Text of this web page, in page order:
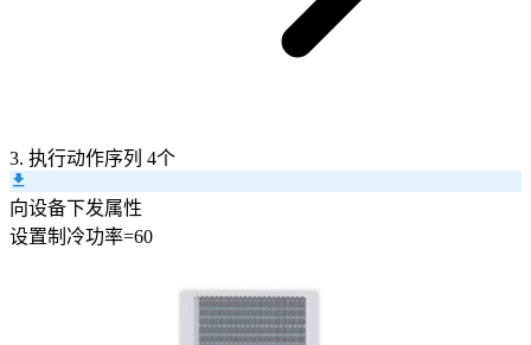
3. 执行动作序列 4个
向设备下发属性
设置制冷功率=60